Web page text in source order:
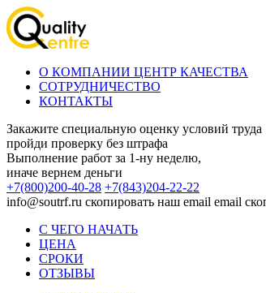
О КОМПАНИИ ЦЕНТР КАЧЕСТВА
СОТРУДНИЧЕСТВО
КОНТАКТЫ
Закажите специальную оценку условий труда
пройди проверку без штрафа
Выполнение работ за 1-ну неделю,
иначе вернем деньги
+7(800)200-40-28 +7(843)204-22-22
info@soutrf.ru скопировать наш email email
С ЧЕГО НАЧАТЬ
ЦЕНА
СРОКИ
ОТЗЫВЫ